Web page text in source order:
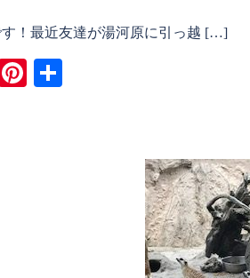
！最近友達が湯河原に引っ越 […]
LinePinterest